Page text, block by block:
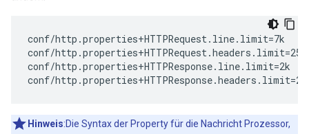
conf/http.properties+HTTPRequest.line.limit=7k
conf/http.properties+HTTPRequest.headers.limit=25k
conf/http.properties+HTTPResponse.line.limit=2k
conf/
Hinweis:Die Syntax der Property für die Nachricht Prozessor,